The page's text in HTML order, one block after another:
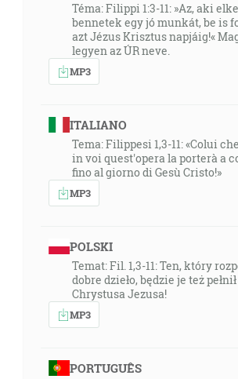
Téma: Filippi 1:3-11: »Az, aki
bennetek egy jó munkát, be is
azt Jézus Krisztus napjáig!«
legyen az ÚR neve.
MP3
ITALIANO
Tema: Filippesi 1,3-11: «Colui
in voi quest'opera la porterà a
fino al giorno di Gesù Cristo!»
MP3
POLSKI
Temat: Fil. 1,3-11: Ten, który
dobre dzieło, będzie je też
Chrystusa Jezusa!
MP3
PORTUGUÊS